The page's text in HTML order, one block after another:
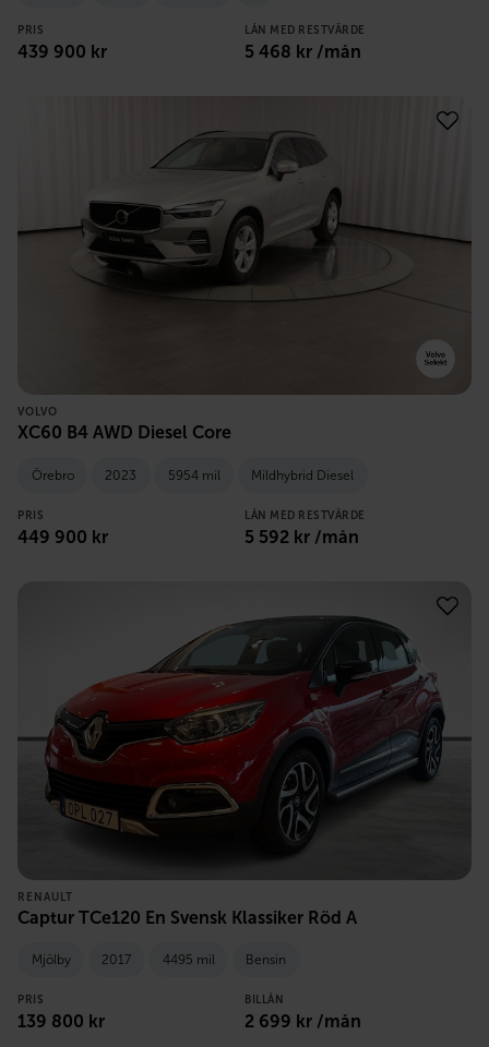
PRIS
439 900 kr
LÅN MED RESTVÄRDE
5 468 kr /mån
VOLVO
XC60 B4 AWD Diesel Core
Örebro 2023 5954 mil Mildhybrid Diesel
PRIS
449 900 kr
LÅN MED RESTVÄRDE
5 592 kr /mån
RENAULT
Captur TCe120 En Svensk Klassiker Röd A
Mjölby 2017 4495 mil Bensin
PRIS
139 800 kr
BILLÅN
2 699 kr /mån